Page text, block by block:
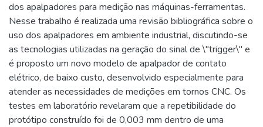
dos apalpadores para medição nas máquinas-ferramentas.
Nesse trabalho é realizada uma revisão bibliográfica sobre o
uso dos apalpadores em ambiente industrial, discutindo-se
as tecnologias utilizadas na geração do sinal de \"trigger\" e
é proposto um novo modelo de apalpador de contato
elétrico, de baixo custo, desenvolvido especialmente para
atender as necessidades de medições em tornos CNC. Os
testes em laboratório revelaram que a repetibilidade do
protótipo construído foi de 0,003 mm dentro de uma